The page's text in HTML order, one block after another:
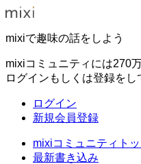
mixiで趣味の話をしよう
mixiコミュニティには270
ログインもしくは登録を
ログイン
新規会員登録
mixiコミュニティト
最新書き込み